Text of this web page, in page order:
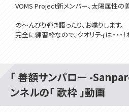
VOMS Project新メンバー、太陽属性の
の～んびり弾き語ったり、お喋りします。
完全に練習枠なので、クオリティは・・・ﾅｵｷ
みんちりえ（ https://min-
使わせて頂いたBGM、及び音源
https://dova-s.jp/bgm/play14494.html
「 善額サンパロー -
ンネルの「 歌枠 」動画